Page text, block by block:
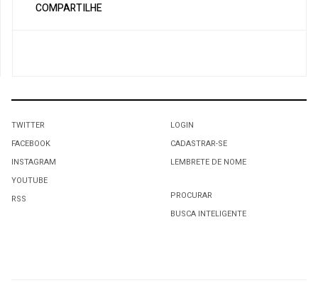
COMPARTILHE
TWITTER
FACEBOOK
INSTAGRAM
YOUTUBE
RSS
LOGIN
CADASTRAR-SE
LEMBRETE DE NOME
PROCURAR
BUSCA INTELIGENTE